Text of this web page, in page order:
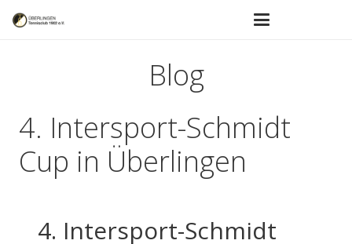
Blog
4. Intersport-Schmidt
Cup in Überlingen
4. Intersport-Schmidt